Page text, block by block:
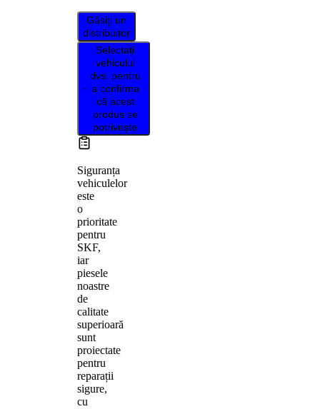
Găsiți un
distribuitor
Selectați
vehiculul
dvs. pentru
a confirma
că acest
produs se
potrivește
Siguranța
vehiculelor
este
o
prioritate
pentru
SKF,
iar
piesele
noastre
de
calitate
superioară
sunt
proiectate
pentru
reparații
sigure,
cu